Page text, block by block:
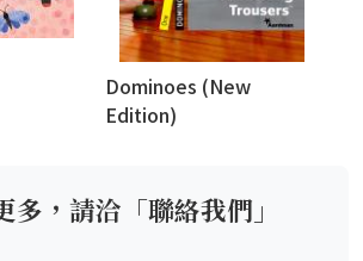
Dominoes (New
Edition)
多，請洽「聯絡我們」